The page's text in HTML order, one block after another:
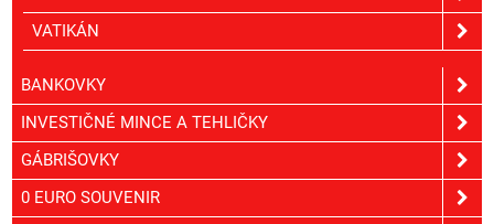
VATIKÁN
BANKOVKY
INVESTIČNÉ MINCE A TEHLIČKY
GÁBRIŠOVKY
0 EURO SOUVENIR